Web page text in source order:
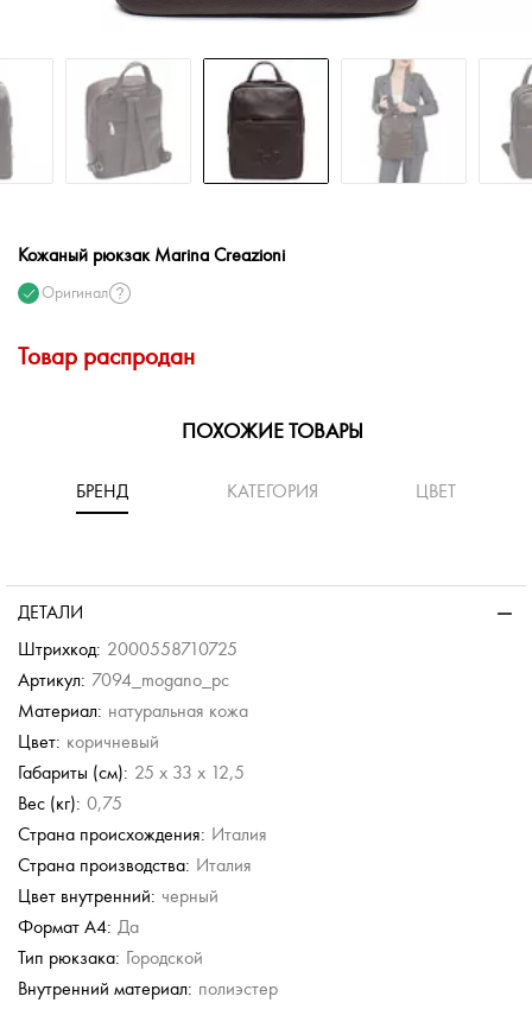
Кожаный рюкзак Marina Creazioni
Оригинал
Товар распродан
ПОХОЖИЕ ТОВАРЫ
БРЕНД КАТЕГОРИЯ ЦВЕТ
ХИТ
Городской рюкзак
3 680 руб.
Кожаный рюкзак
23 280 руб.
ДЕТАЛИ
Штрихкод: 2000558710725
Артикул: 7094_mogano_pc
Материал: натуральная кожа
Цвет: коричневый
Габариты (см): 25 x 33 x 12,5
Вес (кг): 0,75
Страна происхождения: Италия
Страна производства: Италия
Цвет внутренний: черный
Формат А4: Да
Тип рюкзака: Городской
Внутренний материал: полиэстер